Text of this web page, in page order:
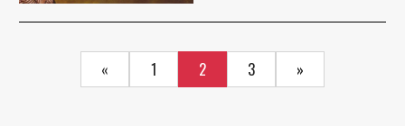
« 1 2 3 »